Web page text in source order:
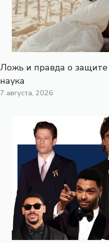
Ложь и правда о защите
наука
7 августа, 2026